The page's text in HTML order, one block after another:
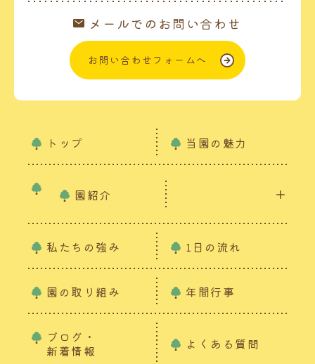
メールでのお問い合わせ
お問い合わせフォームへ
トップ 当園の魅力
園紹介
私たちの強み 1日の流れ
園の取り組み 年間行事
ブログ・
新着情報
よくある質問